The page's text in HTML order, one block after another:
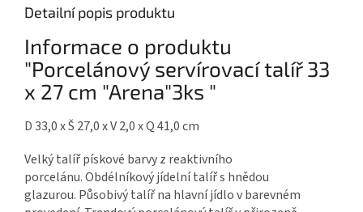
Detailní popis produktu
Informace o produktu
"Porcelánový servírovací talíř 33
x 27 cm "Arena"3ks "
D 33,0 x Š 27,0 x V 2,0 x Q 41,0 cm
Velký talíř pískové barvy z reaktivního
porcelánu. Obdélníkový jídelní talíř s hnědou
glazurou. Působivý talíř na hlavní jídlo v barevném